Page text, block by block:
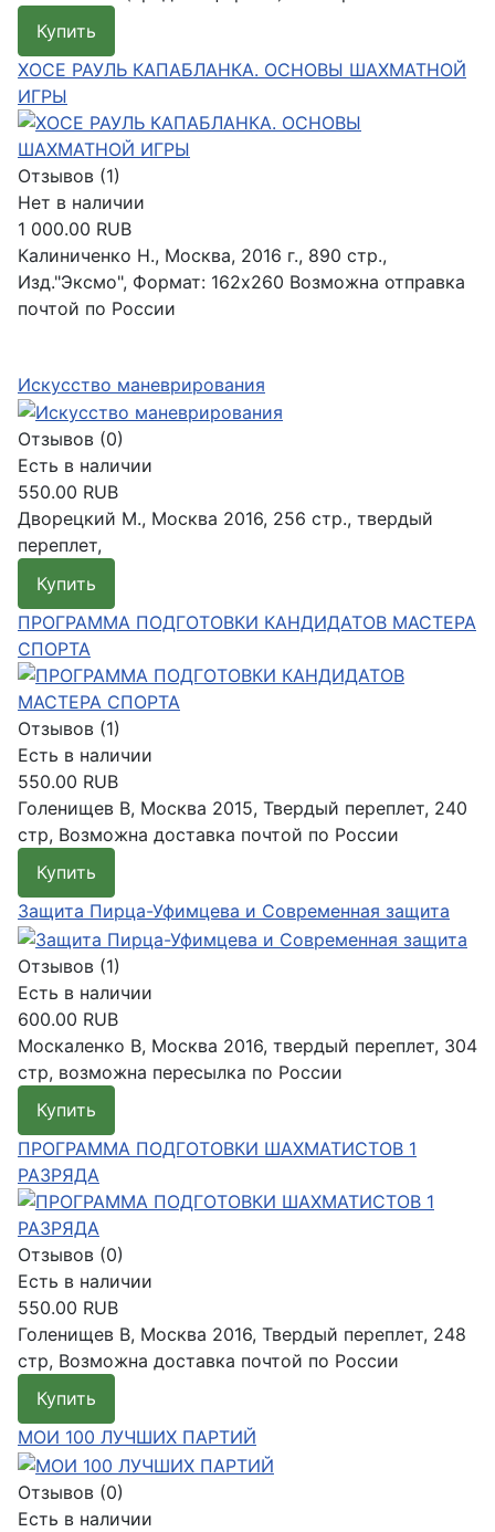
Купить
ХOCE РАУЛЬ КАПАБЛАНКА. ОСНОВЫ ШАХМАТНОЙ
ИГРЫ
Отзывов (1)
Нет в наличии
1 000.00 RUB
Калиниченко Н., Москва, 2016 г., 890 стр.,
Изд."Эксмо", Формат: 162x260 Возможна отправка
почтой по России
Искусство маневрирования
Отзывов (0)
Есть в наличии
550.00 RUB
Дворецкий М., Москва 2016, 256 стр., твердый
переплет,
Купить
ПРОГРАММА ПОДГОТОВКИ КАНДИДАТОВ МАСТЕРА
СПОРТА
Отзывов (1)
Есть в наличии
550.00 RUB
Голенищев В, Москва 2015, Твердый переплет, 240
стр, Возможна доставка почтой по России
Купить
Защита Пирца-Уфимцева и Современная защита
Отзывов (1)
Есть в наличии
600.00 RUB
Москаленко В, Москва 2016, твердый переплет, 304
стр, возможна пересылка по России
Купить
ПРОГРАММА ПОДГОТОВКИ ШАХМАТИСТОВ 1
РАЗРЯДА
Отзывов (0)
Есть в наличии
550.00 RUB
Голенищев В, Москва 2016, Твердый переплет, 248
стр, Возможна доставка почтой по России
Купить
МОИ 100 ЛУЧШИХ ПАРТИЙ
Отзывов (0)
Есть в наличии